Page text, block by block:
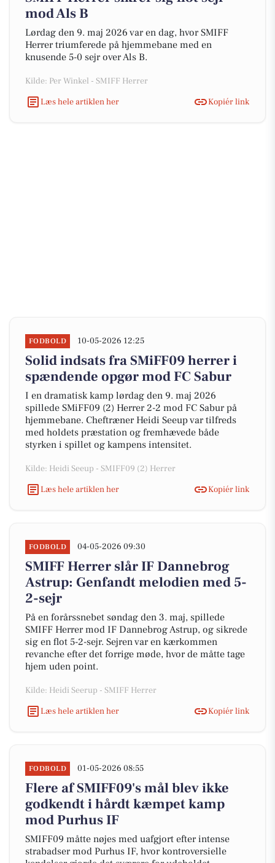
mod Als B
Lørdag den 9. maj 2026 var en dag, hvor SMIFF
Herrer triumferede på hjemmebane med en
knusende 5-0 sejr over Als B.
Kilde: Per Winkel - SMIFF Herrer
Læs hele artiklen her
Kopiér link
FODBOLD 10-05-2026 12:25
Solid indsats fra SMiFF09 herrer i
spændende opgør mod FC Sabur
I en dramatisk kamp lørdag den 9. maj 2026
spillede SMiFF09 (2) Herrer 2-2 mod FC Sabur på
hjemmebane. Cheftræner Heidi Seeup var tilfreds
med holdets præstation og fremhævede både
styrken i spillet og kampens intensitet.
Kilde: Heidi Seeup - SMIFF09 (2) Herrer
Læs hele artiklen her
Kopiér link
FODBOLD 04-05-2026 09:30
SMIFF Herrer slår IF Dannebrog
Astrup: Genfandt melodien med 5-
2-sejr
På en forårssnebet søndag den 3. maj, spillede
SMIFF Herrer mod IF Dannebrog Astrup, og sikrede
sig en flot 5-2-sejr. Sejren var en kærkommen
revanche efter det forrige møde, hvor de måtte tage
hjem uden point.
Kilde: Heidi Seerup - SMIFF Herrer
Læs hele artiklen her
Kopiér link
FODBOLD 01-05-2026 08:55
Flere af SMIFF09's mål blev ikke
godkendt i hårdt kæmpet kamp
mod Purhus IF
SMIFF09 måtte nøjes med uafgjort efter intense
strabadser mod Purhus IF, hvor kontroversielle